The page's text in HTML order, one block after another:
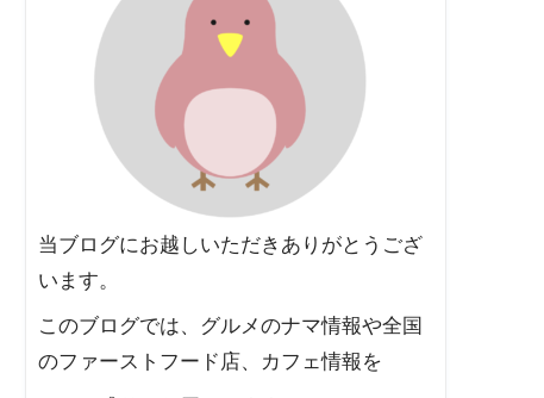
当ブログにお越しいただきありがとうござ
います。
このブログでは、グルメのナマ情報や全国
のファーストフード店、カフェ情報を